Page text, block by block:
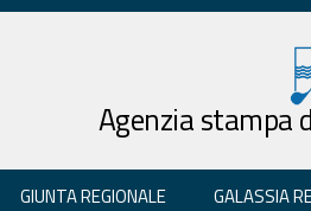
Agenzia stampa
GIUNTA REGIONALE GALASSIA